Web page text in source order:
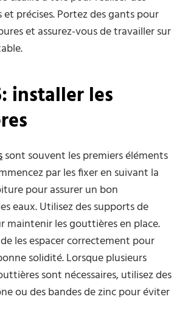
précises. Portez des gants pour
et assurez-vous de travailler sur
installer les
sont souvent les premiers éléments
par les fixer en suivant la
pour assurer un bon
eaux. Utilisez des supports de
maintenir les gouttières en place.
les espacer correctement pour
solidité. Lorsque plusieurs
sont nécessaires, utilisez des
ou des bandes de zinc pour éviter